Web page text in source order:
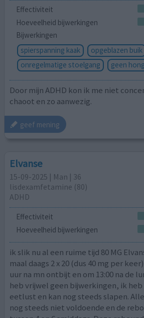
Effectiviteit
Hoeveelheid bijwerkingen
Bijwerkingen
spierspanning kaak
opgeblazen buik
onregelmatige stoelgang
geen
Door mijn ADHD kon ik me niet
chaoot en zo aanwezig.
geef mening
Elvanse
15-09-2025 | Man | 36
lisdexamfetamine (80)
ADHD
Effectiviteit
Hoeveelheid bijwerkingen
ik slik nu al een ruime tijd 80 MG
maal daags 2 x 20 (dus 40 mg per
uur na mn ontbijt en om 13:00 na de
heb vrijwel geen bijwerkingen, ik
eetlust en kan nog steeds slapen.
nog steeds niet voldoende en de